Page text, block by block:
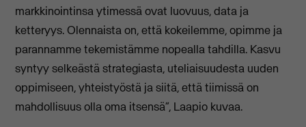
markkinointinsa ytimessä ovat luovuus, data ja
ketteryys. Olennaista on, että kokeilemme, opimme ja
parannamme tekemistämme nopealla tahdilla. Kasvu
syntyy selkeästä strategiasta, uteliaisuudesta uuden
oppimiseen, yhteistyöstä ja siitä, että tiimissä on
mahdollisuus olla oma itsensä”, Laapio kuvaa.